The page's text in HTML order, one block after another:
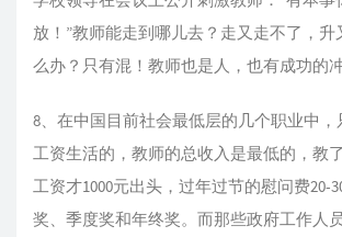
放！”教师能走到哪儿去？走又走不了，升
么办？只有混！教师也是人，也有成功的冲
8、在中国目前社会最低层的几个职业中
工资生活的，教师的总收入是最低的，教
工资才1000元出头，过年过节的慰问费20-
奖、季度奖和年终奖。而那些政府工作人